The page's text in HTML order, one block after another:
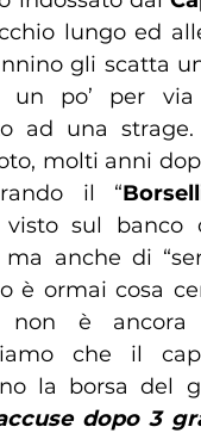
lungo ed
gli scatta
un po’ per
ad una
molti anni
il “
sul
anche di
è ormai cosa
non è
che il
la borsa del
dopo 3